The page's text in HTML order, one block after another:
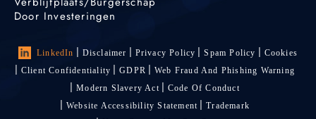
Door Investeringen
LinkedIn Disclaimer Privacy Policy Spam Policy
Cookies
Client Confidentiality
GDPR
Web Fraud And Phishing Warning
Modern Slavery Act
Code Of Conduct
Website Accessibility Statement
Trademark